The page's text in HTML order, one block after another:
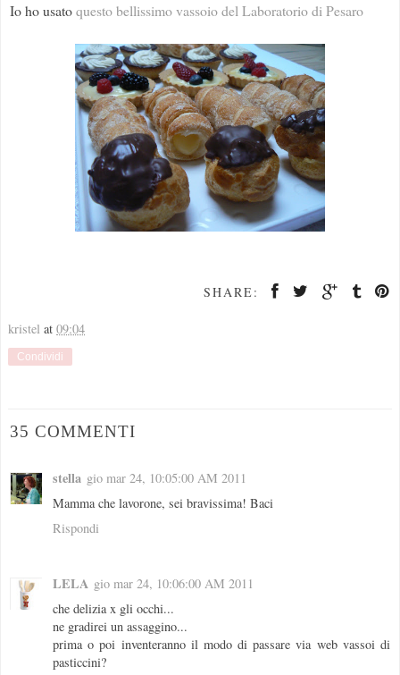
Io ho usatoquesto bellissimo vassoio del Laboratorio di Pesaro
SHARE:
kristel at 09:04
Condividi
35 COMMENTI
stella gio mar 24, 10:05:00 AM 2011
Mamma che lavorone, sei bravissima! Baci
Rispondi
LELA gio mar 24, 10:06:00 AM 2011
che delizia x gli occhi...
ne gradirei un assaggino...
prima o poi inventeranno il modo di passare via web vassoi di
pasticcini?